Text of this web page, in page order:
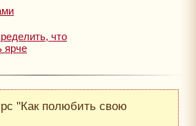
что
ярче
"Как полюбить свою